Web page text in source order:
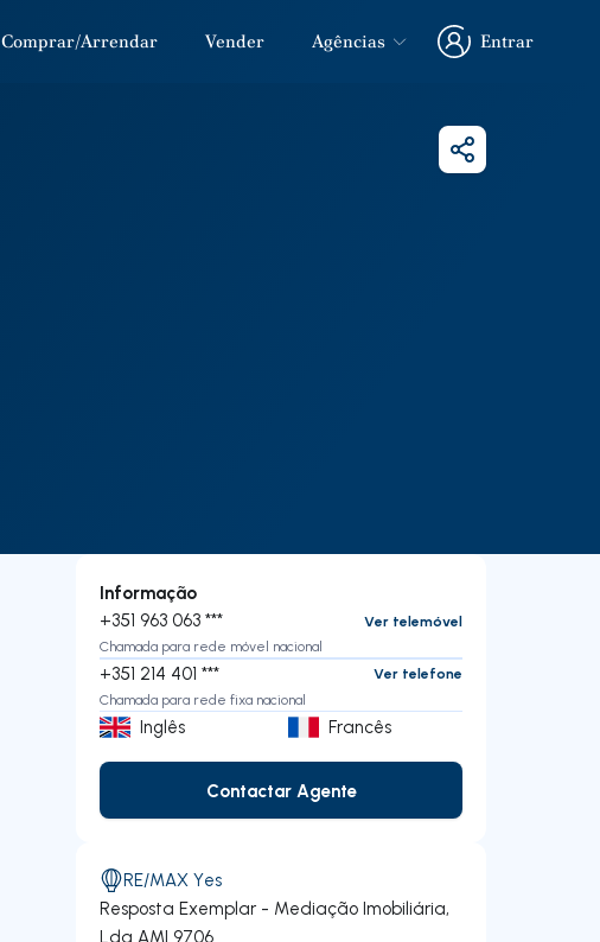
Comprar/Arrendar Vender Agências
Entrar
Entrar
Partilhar
Informação
+351 963 063 ***
Ver telemóvel
Chamada para rede móvel nacional
+351 214 401 ***
Ver telefone
Chamada para rede fixa nacional
Inglês Francês
Contactar Agente
Contactar Agente
RE/MAX Yes
Resposta Exemplar - Mediação Imobiliária,
Lda AMI 9706